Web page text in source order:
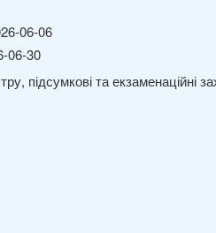
06-06
06-30
підсумкові та екзаменаційні